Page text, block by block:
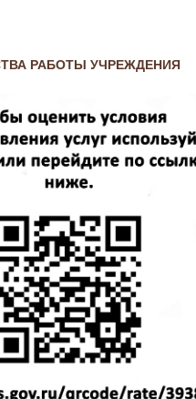
РАБОТЫ УЧРЕЖДЕНИЯ